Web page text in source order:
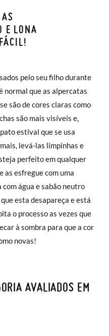
E LONA
pelo seu filho durante
normal que as alpercatas
são de cores claras como
são mais visíveis e,
estival que se usa
levá-las limpinhas e
perfeito em qualquer
as esfregue com uma
água e sabão neutro
esta desapareça e está
o processo as vezes que
à sombra para que a cor
novas!
AVALIADOS EM